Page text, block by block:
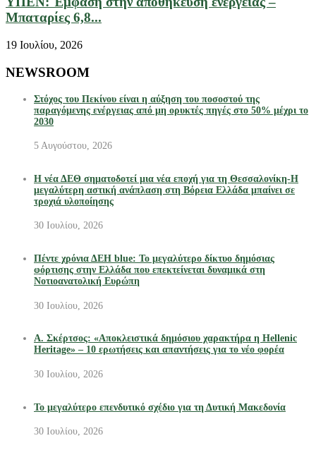
Μπαταρίες 6,8...
19 Ιουλίου, 2026
NEWSROOM
Στόχος του Πεκίνου είναι η αύξηση του ποσοστού της
παραγόμενης ενέργειας από μη ορυκτές πηγές στο 50% μέχρι το
2030
5 Αυγούστου, 2026
Η νέα ΔΕΘ σηματοδοτεί μια νέα εποχή για τη Θεσσαλονίκη-Η
μεγαλύτερη αστική ανάπλαση στη Βόρεια Ελλάδα μπαίνει σε
τροχιά υλοποίησης
30 Ιουλίου, 2026
Πέντε χρόνια ΔΕΗ blue: Το μεγαλύτερο δίκτυο δημόσιας
φόρτισης στην Ελλάδα που επεκτείνεται δυναμικά στη
Νοτιοανατολική Ευρώπη
30 Ιουλίου, 2026
Α. Σκέρτσος: «Αποκλειστικά δημόσιου χαρακτήρα η Hellenic
Heritage» – 10 ερωτήσεις και απαντήσεις για το νέο φορέα
30 Ιουλίου, 2026
Το μεγαλύτερο επενδυτικό σχέδιο για τη Δυτική Μακεδονία
30 Ιουλίου, 2026